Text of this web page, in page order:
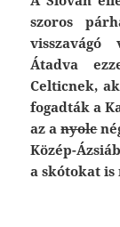
szoros
visszavágó
Átadva
Celticnek,
fogadták a
az anyolc
Közép-
a skótokat